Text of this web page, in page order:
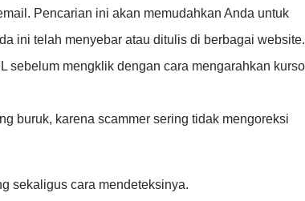
Pencarian ini akan memudahkan Anda untuk
ini telah menyebar atau ditulis di berbagai website.
sebelum mengklik dengan cara mengarahkan
buruk, karena scammer sering tidak mengoreksi
sekaligus cara mendeteksinya.